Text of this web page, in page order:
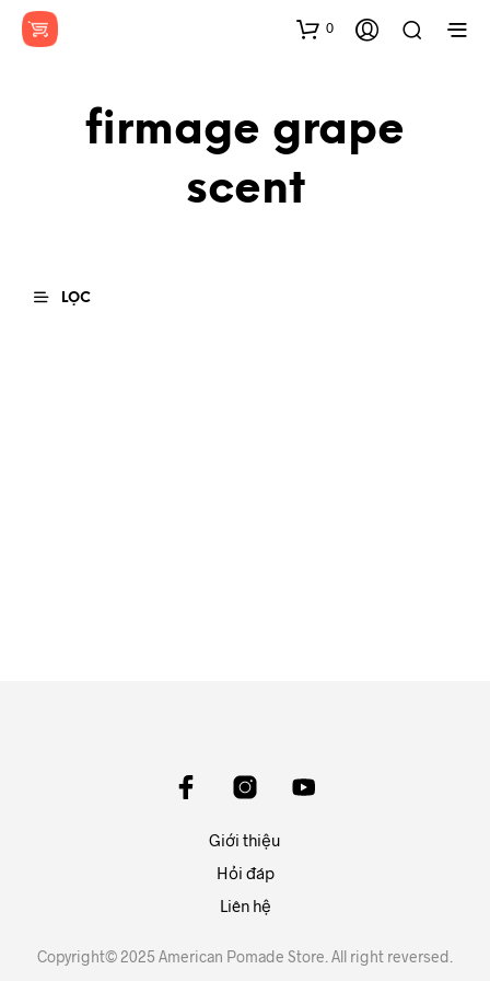
0
firmage grape
scent
LỌC
Giới thiệu
Hỏi đáp
Liên hệ
Copyright© 2025 American Pomade Store. All right reversed.